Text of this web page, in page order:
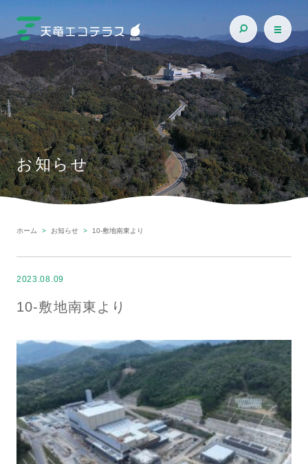
お知らせ
ホーム お知らせ 10-敷地南東より
2023.08.09
10-敷地南東より